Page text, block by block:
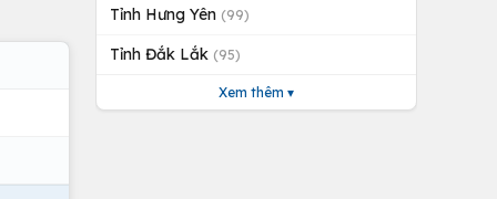
Tỉnh Hưng Yên (99)
Tỉnh Đắk Lắk (95)
Xem thêm ▾